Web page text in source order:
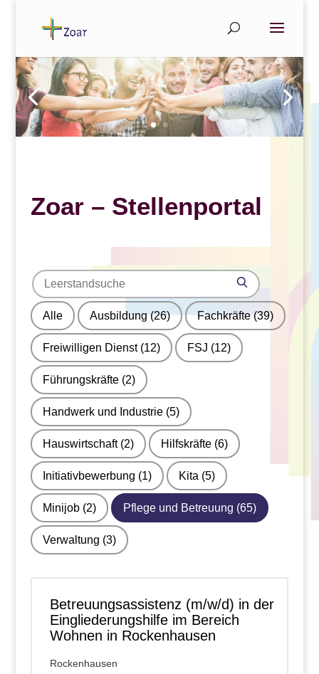
Zoar – Stellenportal
Search
for
jobs
Search
Alle Ausbildung(26) Fachkräfte(39)
Freiwilligen Dienst (12) FSJ (12)
Führungskräfte (2)
Handwerk und Industrie (5)
Hauswirtschaft (2) Hilfskräfte (6)
Initiativbewerbung (1) Kita (5)
Minijob (2) Pflege und Betreuung (65)
Verwaltung (3)
Betreuungsassistenz (m/w/d) in der
Eingliederungshilfe im Bereich
Wohnen in Rockenhausen
Rockenhausen